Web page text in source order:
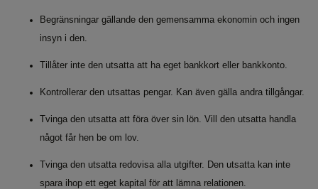
Begränsningar gällande den gemensamma ekonomin och ingen
insyn i den.
Tillåter inte den utsatta att ha eget bankkort eller bankkonto.
Kontrollerar den utsattas pengar. Kan även gälla andra tillgångar.
Tvinga den utsatta att föra över sin lön. Vill den utsatta handla
något får hen be om lov.
Tvinga den utsatta redovisa alla utgifter. Den utsatta kan inte
spara ihop ett eget kapital för att lämna relationen.